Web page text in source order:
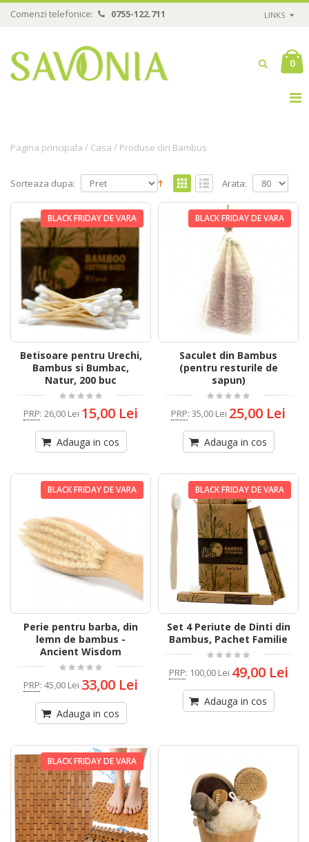
Comenzi telefonice: 0755-122.711 LINKS
0
Pagina principala / Casa / Produse din Bambus
Sorteaza dupa: Arata:
BLACK FRIDAY DE VARA
Betisoare pentru Urechi,
Bambus si Bumbac,
Natur, 200 buc
PRP: 26,00 Lei 15,00 Lei
Adauga in cos
BLACK FRIDAY DE VARA
Saculet din Bambus
(pentru resturile de
sapun)
PRP: 35,00 Lei 25,00 Lei
Adauga in cos
BLACK FRIDAY DE VARA
Perie pentru barba, din
lemn de bambus -
Ancient Wisdom
PRP: 45,00 Lei 33,00 Lei
Adauga in cos
BLACK FRIDAY DE VARA
Set 4 Periute de Dinti din
Bambus, Pachet Familie
PRP: 100,00 Lei 49,00 Lei
Adauga in cos
BLACK FRIDAY DE VARA